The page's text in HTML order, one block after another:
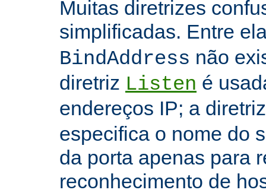
Muitas diretrizes
simplificadas. Entre
BindAddress não
diretriz Listen é
endereços IP; a
especifica o nome do
da porta apenas para
reconhecimento de